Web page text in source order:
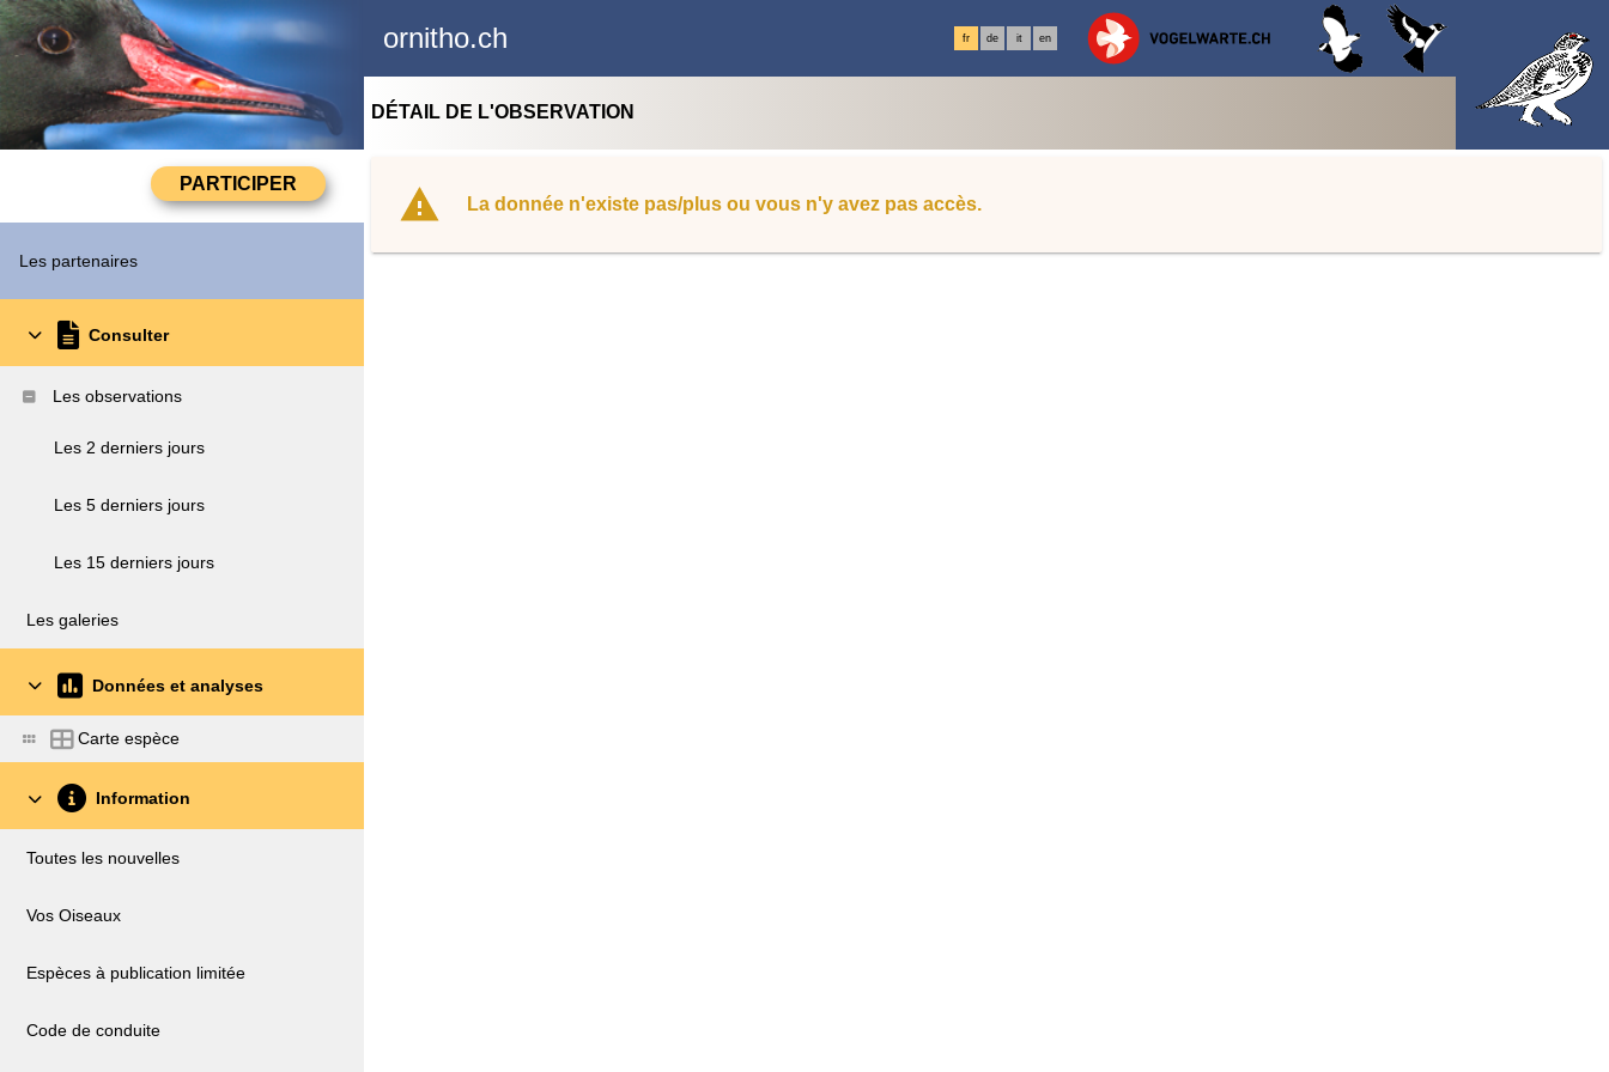
ornitho.ch fr de it en
Les partenaires
Consulter
Les observations
Les 2 derniers jours
Les 5 derniers jours
Les 15 derniers jours
Les galeries
Données et analyses
Carte espèce
Information
Toutes les nouvelles
Vos Oiseaux
Espèces à publication limitée
Code de conduite
DÉTAIL DE L'OBSERVATION
La donnée n'existe pas/plus ou vous n'y avez pas accès.